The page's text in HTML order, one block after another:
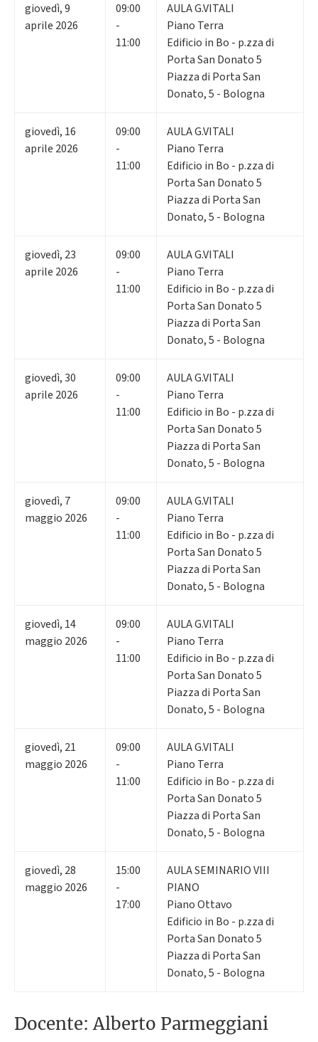
giovedì,9
aprile 2026
09:00
-
11:00
AULA G.VITALI
Piano Terra
Edificio in Bo - p.zza di
Porta San Donato 5
Piazza di Porta San
Donato, 5 - Bologna
giovedì, 16
aprile 2026
09:00
-
11:00
AULA G.VITALI
Piano Terra
Edificio in Bo - p.zza di
Porta San Donato 5
Piazza di Porta San
Donato, 5 - Bologna
giovedì, 23
aprile 2026
09:00
-
11:00
AULA G.VITALI
Piano Terra
Edificio in Bo - p.zza di
Porta San Donato 5
Piazza di Porta San
Donato, 5 - Bologna
giovedì,30
aprile 2026
09:00
-
11:00
AULA G.VITALI
Piano Terra
Edificio in Bo - p.zza di
Porta San Donato 5
Piazza di Porta San
Donato, 5 - Bologna
giovedì, 7
maggio 2026
09:00
-
11:00
AULA G.VITALI
Piano Terra
Edificio in Bo - p.zza di
Porta San Donato 5
Piazza di Porta San
Donato, 5 - Bologna
giovedì, 14
maggio 2026
09:00
-
11:00
AULA G.VITALI
Piano Terra
Edificio in Bo - p.zza di
Porta San Donato 5
Piazza di Porta San
Donato, 5 - Bologna
giovedì, 21
maggio 2026
09:00
-
11:00
AULA G.VITALI
Piano Terra
Edificio in Bo - p.zza di
Porta San Donato 5
Piazza di Porta San
Donato, 5 - Bologna
giovedì, 28
maggio 2026
15:00
-
17:00
AULA SEMINARIO VIII
PIANO
Piano Ottavo
Edificio in Bo - p.zza di
Porta San Donato 5
Piazza di Porta San
Donato, 5 - Bologna
Docente: Alberto Parmeggiani